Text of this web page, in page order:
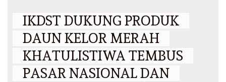
IKDST DUKUNG PRODUK
DAUN KELOR MERAH
KHATULISTIWA TEMBUS
PASAR NASIONAL DAN